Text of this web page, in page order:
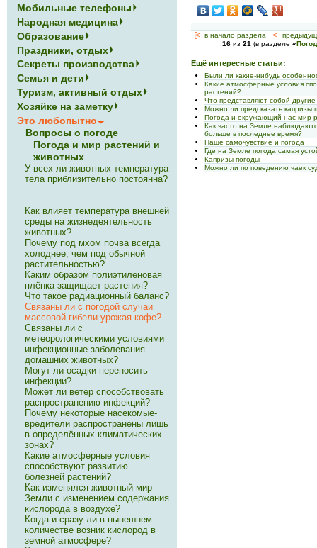
[<— в начало раздела <-
16из 21(в разделе «
Ещё интересные статьи:
Были ли какие-нибудь
Какие атмосферные условия
растений?
Что представляют собой
Можно ли предсказать капризы
Погода и окружающий нас мир
Как часто на Земле
больше в последнее время?
Наше самочувствие и погода
Где на Земле погода самая
Капризы погоды
Можно ли по поведению чаек
Мобильные телефоны
Народная медицина
Образование
Праздники, отдых
Секреты производства
Семья и дети
Туризм, активный отдых
Хозяйке на заметку
Это любопытно
Вопросы о погоде
Погода и мир растений и
животных
У всех ли животных температура
тела приблизительно постоянна?
Как влияет температура внешней
среды на жизнедеятельность
животных?
Почему под мхом почва всегда
холоднее, чем под обычной
растительностью?
Каким образом полиэтиленовая
плёнка защищает растения?
Что такое радиационный баланс?
Связаны ли с погодой случаи
массовой гибели урожая кофе?
Связаны ли с
метеорологическими условиями
инфекционные заболевания
домашних животных?
Могут ли осадки переносить
инфекции?
Может ли ветер способствовать
распространению инфекций?
Почему некоторые насекомые-
вредители распространены лишь
в определённых климатических
зонах?
Какие атмосферные условия
способствуют развитию
болезней растений?
Как изменялся животный мир
Земли с изменением содержания
кислорода в воздухе?
Когда и сразу ли в нынешнем
количестве возник кислород в
земной атмосфере?